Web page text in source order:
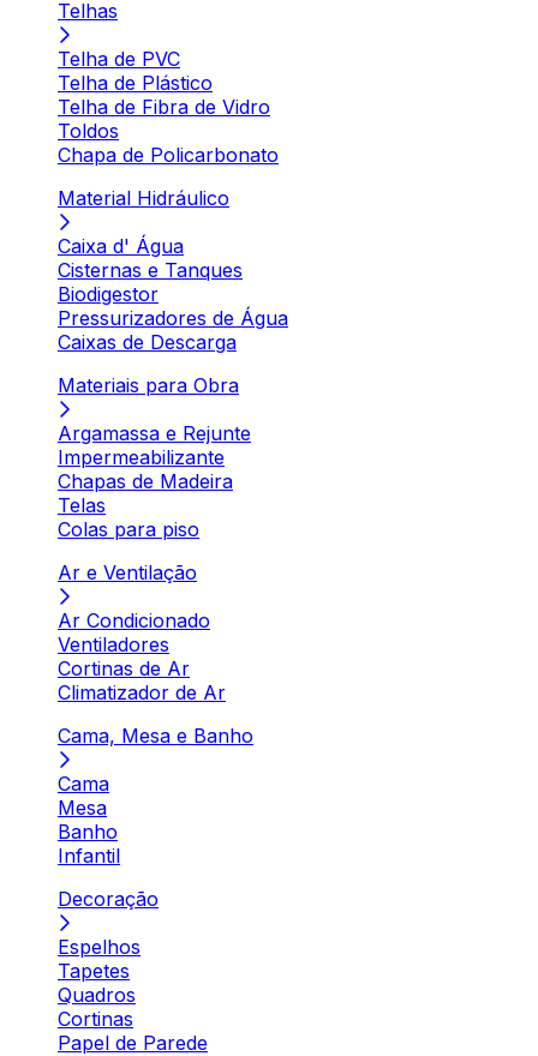
Telhas
Telha de PVC
Telha de Plástico
Telha de Fibra de Vidro
Toldos
Chapa de Policarbonato
Material Hidráulico
Caixa d' Água
Cisternas e Tanques
Biodigestor
Pressurizadores de Água
Caixas de Descarga
Materiais para Obra
Argamassa e Rejunte
Impermeabilizante
Chapas de Madeira
Telas
Colas para piso
Ar e Ventilação
Ar Condicionado
Ventiladores
Cortinas de Ar
Climatizador de Ar
Cama, Mesa e Banho
Cama
Mesa
Banho
Infantil
Decoração
Espelhos
Tapetes
Quadros
Cortinas
Papel de Parede